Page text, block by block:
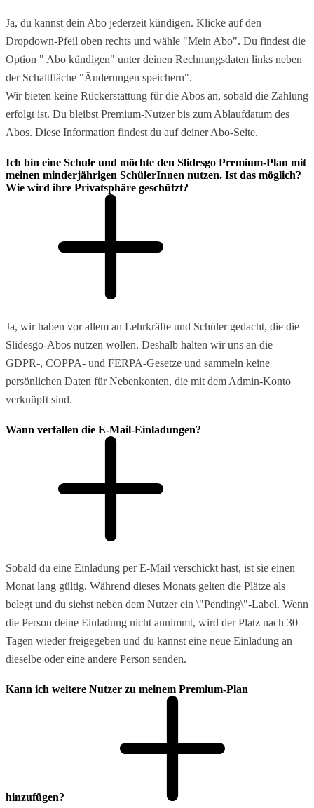
Ja, du kannst dein Abo jederzeit kündigen. Klicke auf den
Dropdown-Pfeil oben rechts und wähle "Mein Abo". Du findest die
Option " Abo kündigen" unter deinen Rechnungsdaten links neben
der Schaltfläche "Änderungen speichern".
Wir bieten keine Rückerstattung für die Abos an, sobald die Zahlung
erfolgt ist. Du bleibst Premium-Nutzer bis zum Ablaufdatum des
Abos. Diese Information findest du auf deiner Abo-Seite.
Ich bin eine Schule und möchte den Slidesgo Premium-Plan mit
meinen minderjährigen SchülerInnen nutzen. Ist das möglich?
Wie wird ihre Privatsphäre geschützt?
Ja, wir haben vor allem an Lehrkräfte und Schüler gedacht, die die
Slidesgo-Abos nutzen wollen. Deshalb halten wir uns an die
GDPR-, COPPA- und FERPA-Gesetze und sammeln keine
persönlichen Daten für Nebenkonten, die mit dem Admin-Konto
verknüpft sind.
Wann verfallen die E-Mail-Einladungen?
Sobald du eine Einladung per E-Mail verschickt hast, ist sie einen
Monat lang gültig. Während dieses Monats gelten die Plätze als
belegt und du siehst neben dem Nutzer ein \"Pending\"-Label. Wenn
die Person deine Einladung nicht annimmt, wird der Platz nach 30
Tagen wieder freigegeben und du kannst eine neue Einladung an
dieselbe oder eine andere Person senden.
Kann ich weitere Nutzer zu meinem Premium-Plan
hinzufügen?